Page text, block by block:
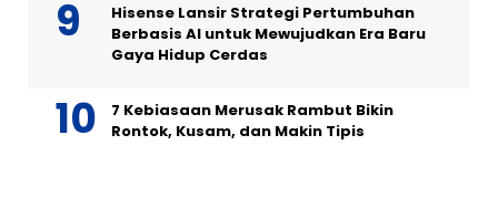
Hisense Lansir Strategi Pertumbuhan
Berbasis AI untuk Mewujudkan Era Baru
Gaya Hidup Cerdas
7 Kebiasaan Merusak Rambut Bikin
Rontok, Kusam, dan Makin Tipis